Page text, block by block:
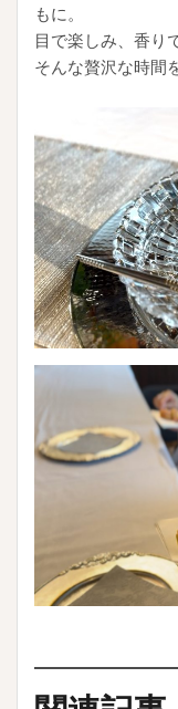
もに。
目で楽しみ、香
そんな贅沢な時間